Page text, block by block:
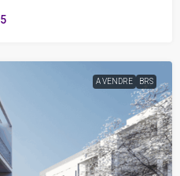
5
A VENDRE BRS